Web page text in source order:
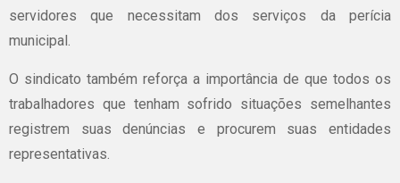
servidores que necessitam dos serviços da perícia
municipal.
O sindicato também reforça a importância de que todos os
trabalhadores que tenham sofrido situações semelhantes
registrem suas denúncias e procurem suas entidades
representativas.